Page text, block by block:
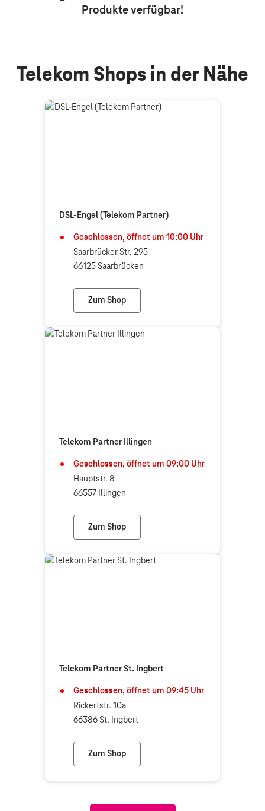
Produkteverfügbar!
Telekom Shops in der Nähe
DSL-Engel (Telekom Partner)
Geschlossen, öffnet um 10:00 Uhr
Saarbrücker Str. 295
66125 Saarbrücken
Zum Shop
DSL-Engel (Telekom Partner)
Telekom Partner Illingen
Geschlossen, öffnet um 09:00 Uhr
Hauptstr. 8
66557 Illingen
Zum Shop
Telekom Partner Illingen
Telekom Partner St. Ingbert
Geschlossen, öffnet um 09:45 Uhr
Rickertstr. 10a
66386 St. Ingbert
Zum Shop
Telekom Partner St. Ingbert